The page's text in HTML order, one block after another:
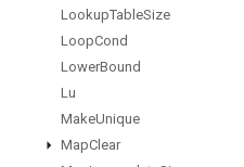
LookupTableSize
LoopCond
LowerBound
Lu
MakeUnique
MapClear